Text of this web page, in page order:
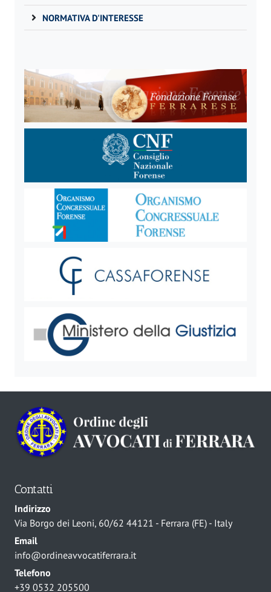
NORMATIVA D'INTERESSE
Contatti
Indirizzo
Via Borgo dei Leoni, 60/62 44121 - Ferrara (FE) - Italy
Email
info@ordineavvocatiferrara.it
Telefono
+39 0532 205500